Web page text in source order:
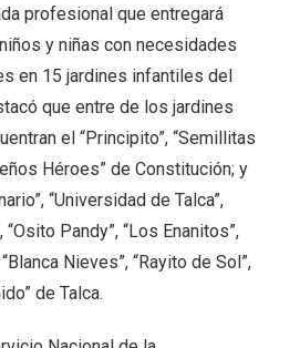
profesional que entregará
y niñas con necesidades
en 15 jardines infantiles del
que entre de los jardines
el “Principito”, “Semillitas
Héroes” de Constitución; y
“Universidad de Talca”,
“Osito Pandy”, “Los Enanitos”,
Nieves”, “Rayito de Sol”,
de Talca.